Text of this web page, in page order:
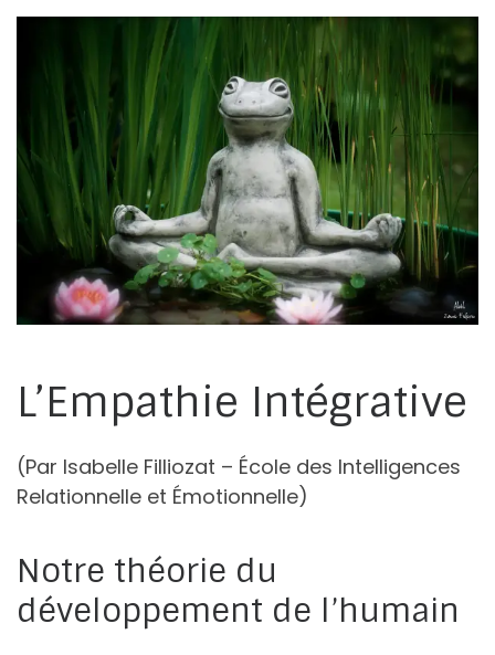
L’Empathie Intégrative
(Par Isabelle Filliozat – École des Intelligences
Relationnelle et Émotionnelle)
Notre théorie du
développement de l’humain